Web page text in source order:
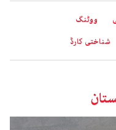
ووٹنگ
شناختی کارڈ